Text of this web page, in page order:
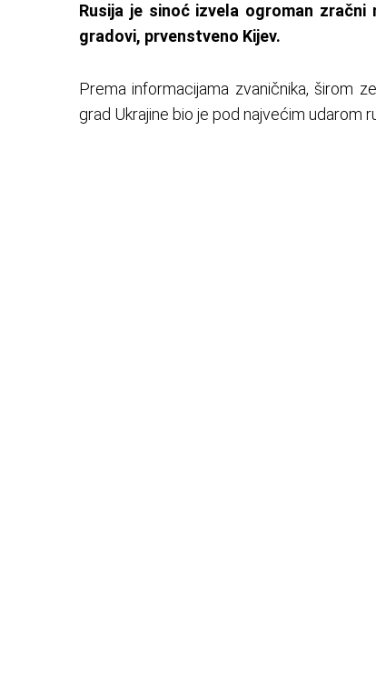
Rusija je sinoć izvela ogroman
gradovi, prvenstveno Kijev.
Prema informacijama zvaničnika, širom
grad Ukrajine bio je pod najvećim udarom